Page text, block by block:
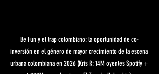
Be Fun y el trap colombiano: la oportunidad de co-
inversión en el género de mayor crecimiento de la escena
urbana colombiana en 2026 (Kris R: 14M oyentes Spotify +